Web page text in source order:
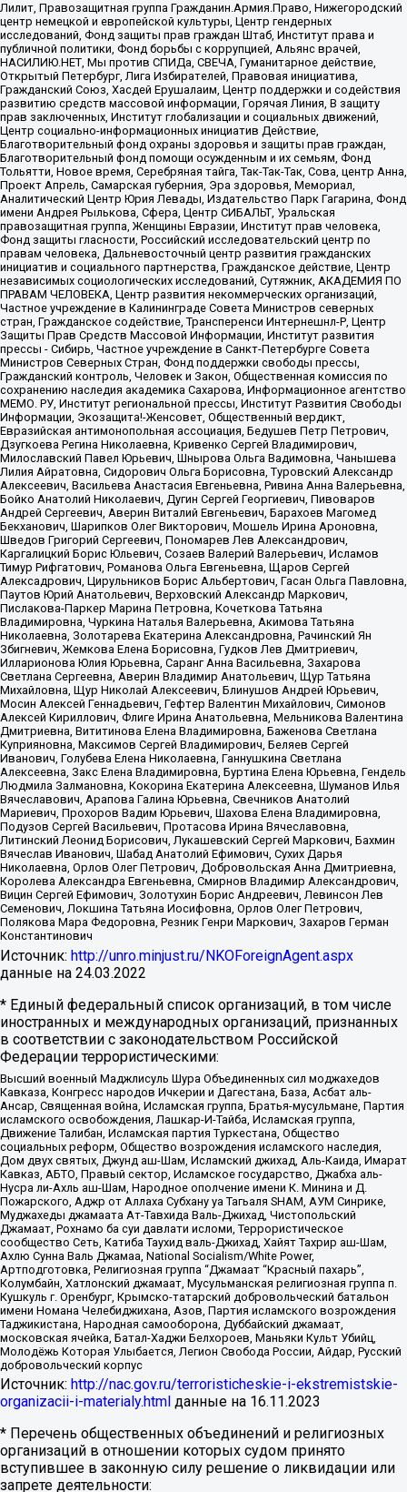
Лилит, Правозащитная группа Гражданин.Армия.Право, Нижегородский
центр немецкой и европейской культуры, Центр гендерных
исследований, Фонд защиты прав граждан Штаб, Институт права и
публичной политики, Фонд борьбы с коррупцией, Альянс врачей,
НАСИЛИЮ.НЕТ, Мы против СПИДа, СВЕЧА, Гуманитарное действие,
Открытый Петербург, Лига Избирателей, Правовая инициатива,
Гражданский Союз, Хасдей Ерушалаим, Центр поддержки и содействия
развитию средств массовой информации, Горячая Линия, В защиту
прав заключенных, Институт глобализации и социальных движений,
Центр социально-информационных инициатив Действие,
Благотворительный фонд охраны здоровья и защиты прав граждан,
Благотворительный фонд помощи осужденным и их семьям, Фонд
Тольятти, Новое время, Серебряная тайга, Так-Так-Так, Сова, центр Анна,
Проект Апрель, Самарская губерния, Эра здоровья, Мемориал,
Аналитический Центр Юрия Левады, Издательство Парк Гагарина, Фонд
имени Андрея Рылькова, Сфера, Центр СИБАЛЬТ, Уральская
правозащитная группа, Женщины Евразии, Институт прав человека,
Фонд защиты гласности, Российский исследовательский центр по
правам человека, Дальневосточный центр развития гражданских
инициатив и социального партнерства, Гражданское действие, Центр
независимых социологических исследований, Сутяжник, АКАДЕМИЯ ПО
ПРАВАМ ЧЕЛОВЕКА, Центр развития некоммерческих организаций,
Частное учреждение в Калининграде Совета Министров северных
стран, Гражданское содействие, Трансперенси Интернешнл-Р, Центр
Защиты Прав Средств Массовой Информации, Институт развития
прессы - Сибирь, Частное учреждение в Санкт-Петербурге Совета
Министров Северных Стран, Фонд поддержки свободы прессы,
Гражданский контроль, Человек и Закон, Общественная комиссия по
сохранению наследия академика Сахарова, Информационное агентство
МЕМО. РУ, Институт региональной прессы, Институт Развития Свободы
Информации, Экозащита!-Женсовет, Общественный вердикт,
Евразийская антимонопольная ассоциация, Бедушев Петр Петрович,
Дзугкоева Регина Николаевна, Кривенко Сергей Владимирович,
Милославский Павел Юрьевич, Шнырова Ольга Вадимовна, Чанышева
Лилия Айратовна, Сидорович Ольга Борисовна, Туровский Александр
Алексеевич, Васильева Анастасия Евгеньевна, Ривина Анна Валерьевна,
Бойко Анатолий Николаевич, Дугин Сергей Георгиевич, Пивоваров
Андрей Сергеевич, Аверин Виталий Евгеньевич, Барахоев Магомед
Бекханович, Шарипков Олег Викторович, Мошель Ирина Ароновна,
Шведов Григорий Сергеевич, Пономарев Лев Александрович,
Каргалицкий Борис Юльевич, Созаев Валерий Валерьевич, Исламов
Тимур Рифгатович, Романова Ольга Евгеньевна, Щаров Сергей
Алексадрович, Цирульников Борис Альбертович, Гасан Ольга Павловна,
Паутов Юрий Анатольевич, Верховский Александр Маркович,
Пислакова-Паркер Марина Петровна, Кочеткова Татьяна
Владимировна, Чуркина Наталья Валерьевна, Акимова Татьяна
Николаевна, Золотарева Екатерина Александровна, Рачинский Ян
Збигневич, Жемкова Елена Борисовна, Гудков Лев Дмитриевич,
Илларионова Юлия Юрьевна, Саранг Анна Васильевна, Захарова
Светлана Сергеевна, Аверин Владимир Анатольевич, Щур Татьяна
Михайловна, Щур Николай Алексеевич, Блинушов Андрей Юрьевич,
Мосин Алексей Геннадьевич, Гефтер Валентин Михайлович, Симонов
Алексей Кириллович, Флиге Ирина Анатольевна, Мельникова Валентина
Дмитриевна, Вититинова Елена Владимировна, Баженова Светлана
Куприяновна, Максимов Сергей Владимирович, Беляев Сергей
Иванович, Голубева Елена Николаевна, Ганнушкина Светлана
Алексеевна, Закс Елена Владимировна, Буртина Елена Юрьевна, Гендель
Людмила Залмановна, Кокорина Екатерина Алексеевна, Шуманов Илья
Вячеславович, Арапова Галина Юрьевна, Свечников Анатолий
Мариевич, Прохоров Вадим Юрьевич, Шахова Елена Владимировна,
Подузов Сергей Васильевич, Протасова Ирина Вячеславовна,
Литинский Леонид Борисович, Лукашевский Сергей Маркович, Бахмин
Вячеслав Иванович, Шабад Анатолий Ефимович, Сухих Дарья
Николаевна, Орлов Олег Петрович, Добровольская Анна Дмитриевна,
Королева Александра Евгеньевна, Смирнов Владимир Александрович,
Вицин Сергей Ефимович, Золотухин Борис Андреевич, Левинсон Лев
Семенович, Локшина Татьяна Иосифовна, Орлов Олег Петрович,
Полякова Мара Федоровна, Резник Генри Маркович, Захаров Герман
Константинович
Источник: http://unro.minjust.ru/NKOForeignAgent.aspx
данные на 24.03.2022
* Единый федеральный список организаций, в том числе
иностранных и международных организаций, признанных
в соответствии с законодательством Российской
Федерации террористическими:
Высший военный Маджлисуль Шура Объединенных сил моджахедов
Кавказа, Конгресс народов Ичкерии и Дагестана, База, Асбат аль-
Ансар, Священная война, Исламская группа, Братья-мусульмане, Партия
исламского освобождения, Лашкар-И-Тайба, Исламская группа,
Движение Талибан, Исламская партия Туркестана, Общество
социальных реформ, Общество возрождения исламского наследия,
Дом двух святых, Джунд аш-Шам, Исламский джихад, Аль-Каида, Имарат
Кавказ, АБТО, Правый сектор, Исламское государство, Джабха аль-
Нусра ли-Ахль аш-Шам, Народное ополчение имени К. Минина и Д.
Пожарского, Аджр от Аллаха Субхану уа Тагьаля SHAM, АУМ Синрике,
Муджахеды джамаата Ат-Тавхида Валь-Джихад, Чистопольский
Джамаат, Рохнамо ба суи давлати исломи, Террористическое
сообщество Сеть, Катиба Таухид валь-Джихад, Хайят Тахрир аш-Шам,
Ахлю Сунна Валь Джамаа, National Socialism/White Power,
Артподготовка, Религиозная группа “Джамаат “Красный пахарь”,
Колумбайн, Хатлонский джамаат, Мусульманская религиозная группа п.
Кушкуль г. Оренбург, Крымско-татарский добровольческий батальон
имени Номана Челебиджихана, Азов, Партия исламского возрождения
Таджикистана, Народная самооборона, Дуббайский джамаат,
московская ячейка, Батал-Хаджи Белхороев, Маньяки Культ Убийц,
Молодёжь Которая Улыбается, Легион Свобода России, Айдар, Русский
добровольческий корпус
Источник: http://nac.gov.ru/terroristicheskie-i-ekstremistskie-
organizacii-i-materialy.html данные на 16.11.2023
* Перечень общественных объединений и религиозных
организаций в отношении которых судом принято
вступившее в законную силу решение о ликвидации или
запрете деятельности: